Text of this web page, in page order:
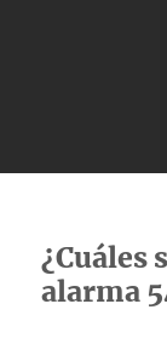
¿Cuáles
alarma